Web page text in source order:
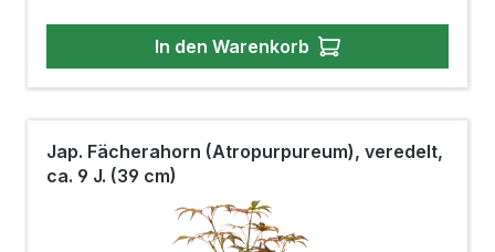
In den Warenkorb
Jap. Fächerahorn (Atropurpureum), veredelt,
ca. 9 J. (39 cm)